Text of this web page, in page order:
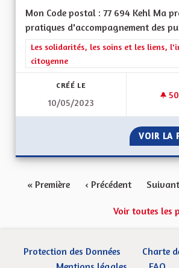
Mon Code postal : 77 694 Kehl Ma
pratiques d'accompagnement des
Filtrer les résultats de la catégorie :
Les solidarités, les soins et les liens,
citoyenne
CRÉÉ LE
10/05/2023
50
VOIR LA
« Première ‹ Précédent
Voir toutes les
Protection des Données
Charte